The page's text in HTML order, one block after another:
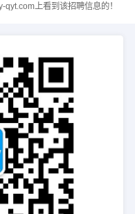
qyt.com上看到该招聘信息的！